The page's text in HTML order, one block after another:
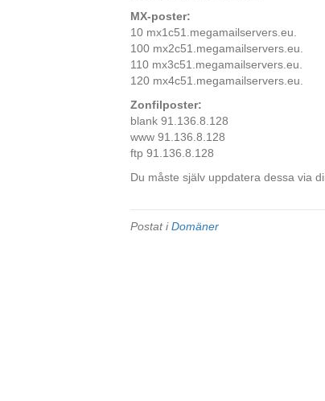
MX-poster:
10 mx1c51.megamailservers.eu.
100 mx2c51.megamailservers.eu.
110 mx3c51.megamailservers.eu.
120 mx4c51.megamailservers.eu.
Zonfilposter:
blank 91.136.8.128
www 91.136.8.128
ftp 91.136.8.128
Du måste själv uppdatera dessa via
Postat iDomäner